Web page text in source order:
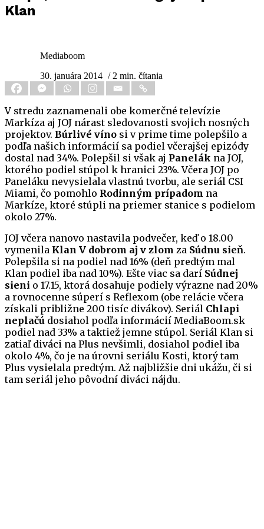
Klan
Mediaboom
30. januára 2014 / 2 min. čítania
V stredu zaznamenali obe komerčné televízie
Markíza aj JOJ nárast sledovanosti svojich nosných
projektov. Búrlivé víno si v prime time polepšilo a
podľa našich informácií sa podiel včerajšej epizódy
dostal nad 34%. Polepšil si však aj Panelák na JOJ,
ktorého podiel stúpol k hranici 23%. Včera JOJ po
Paneláku nevysielala vlastnú tvorbu, ale seriál CSI
Miami, čo pomohlo Rodinným prípadom na
Markíze, ktoré stúpli na priemer stanice s podielom
okolo 27%.
JOJ včera nanovo nastavila podvečer, keď o 18.00
vymenila Klan V dobrom aj v zlom za Súdnu sieň.
Polepšila si na podiel nad 16% (deň predtým mal
Klan podiel iba nad 10%). Ešte viac sa darí Súdnej
sieni o 17.15, ktorá dosahuje podiely výrazne nad 20%
a rovnocenne súperí s Reflexom (obe relácie včera
získali približne 200 tisíc divákov). Seriál Chlapi
neplačú dosiahol podľa informácií MediaBoom.sk
podiel nad 33% a taktiež jemne stúpol. Seriál Klan si
zatiaľ diváci na Plus nevšimli, dosiahol podiel iba
okolo 4%, čo je na úrovni seriálu Kosti, ktorý tam
Plus vysielala predtým. Až najbližšie dni ukážu, či si
tam seriál jeho pôvodní diváci nájdu.